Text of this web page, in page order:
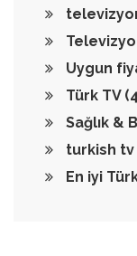
Uygun
Türk TV
Sağlık &
turkish tv
En iyi